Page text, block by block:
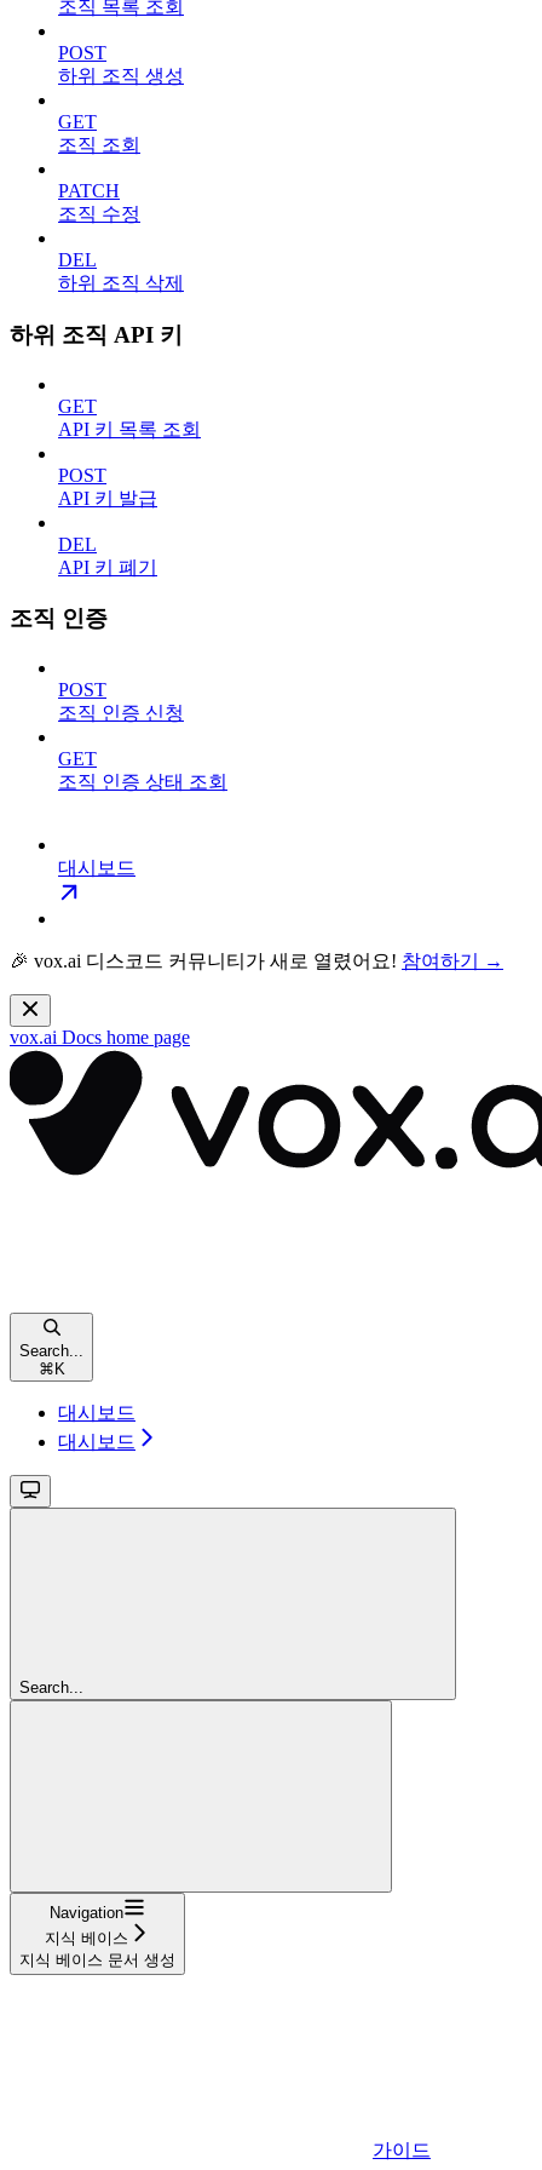
조직 목록 조회
POST
하위 조직 생성
GET
조직 조회
PATCH
조직 수정
DEL
하위 조직 삭제
하위 조직 API 키
GET
API 키 목록 조회
POST
API 키 발급
DEL
API 키 폐기
조직 인증
POST
조직 인증 신청
GET
조직 인증 상태 조회
대시보드
🎉 vox.ai 디스코드 커뮤니티가 새로 열렸어요! 참여하기 →
vox.ai Docs home page
Search...
⌘ K
대시보드
대시보드
Search...
Navigation
지식 베이스
지식 베이스 문서 생성
가이드